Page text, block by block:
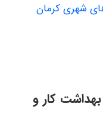
شهری کرمان
کار و